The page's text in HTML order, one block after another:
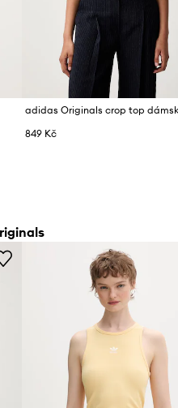
849 Kč